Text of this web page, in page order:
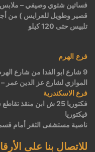
فساتين شتوي وصيفي – ملابس
قصير وطويل للعرايس ) من
تلبيس حتى 120 كيلو
فرع الهرم
9 شارع ابو الفدا من شارع
الموازي لشارع عز الدين عمر
فرع الاسكندرية
فكتوريا 25 ش ابن
فيكتوريا
ناصية مستشفى الثغر أمام قسم
للاتصال بنا على